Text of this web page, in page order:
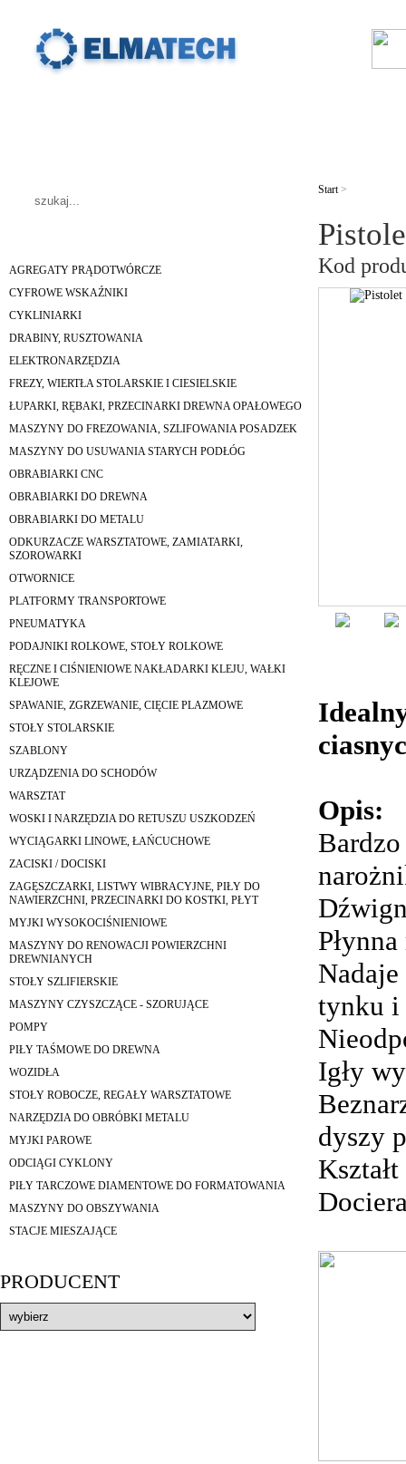
AGREGATY PRĄDOTWÓRCZE
CYFROWE WSKAŹNIKI
CYKLINIARKI
DRABINY, RUSZTOWANIA
ELEKTRONARZĘDZIA
FREZY, WIERTŁA STOLARSKIE I CIESIELSKIE
ŁUPARKI, RĘBAKI, PRZECINARKI DREWNA OPAŁOWEGO
MASZYNY DO FREZOWANIA, SZLIFOWANIA POSADZEK
MASZYNY DO USUWANIA STARYCH PODŁÓG
OBRABIARKI CNC
OBRABIARKI DO DREWNA
OBRABIARKI DO METALU
ODKURZACZE WARSZTATOWE, ZAMIATARKI,
SZOROWARKI
OTWORNICE
PLATFORMY TRANSPORTOWE
PNEUMATYKA
PODAJNIKI ROLKOWE, STOŁY ROLKOWE
RĘCZNE I CIŚNIENIOWE NAKŁADARKI KLEJU, WAŁKI
KLEJOWE
SPAWANIE, ZGRZEWANIE, CIĘCIE PLAZMOWE
STOŁY STOLARSKIE
SZABLONY
URZĄDZENIA DO SCHODÓW
WARSZTAT
WOSKI I NARZĘDZIA DO RETUSZU USZKODZEŃ
WYCIĄGARKI LINOWE, ŁAŃCUCHOWE
ZACISKI / DOCISKI
ZAGĘSZCZARKI, LISTWY WIBRACYJNE, PIŁY DO
NAWIERZCHNI, PRZECINARKI DO KOSTKI, PŁYT
MYJKI WYSOKOCIŚNIENIOWE
MASZYNY DO RENOWACJI POWIERZCHNI
DREWNIANYCH
STOŁY SZLIFIERSKIE
MASZYNY CZYSZCZĄCE - SZORUJĄCE
POMPY
PIŁY TAŚMOWE DO DREWNA
WOZIDŁA
STOŁY ROBOCZE, REGAŁY WARSZTATOWE
NARZĘDZIA DO OBRÓBKI METALU
MYJKI PAROWE
ODCIĄGI CYKLONY
PIŁY TARCZOWE DIAMENTOWE DO FORMATOWANIA
MASZYNY DO OBSZYWANIA
STACJE MIESZAJĄCE
PRODUCENT
Start>
Kod
Opis:
tynku i
Igły
dyszy